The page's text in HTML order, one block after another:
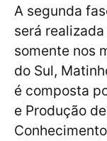
A segunda
será
somente nos
do Sul,
é composta
e Produção